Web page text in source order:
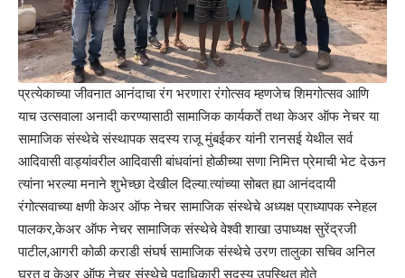
प्रत्येकाच्या जीवनात आनंदाचा रंग भरणारा रंगोत्सव म्हणजेच शिमगोत्सव आणि
याच उत्सवाला अनादी करण्यासाठी सामाजिक कार्यकर्ते तथा केअर ऑफ नेचर या
सामाजिक संस्थेचे संस्थापक सदस्य राजू मुंबईकर यांनी रानसई येथील सर्व
आदिवासी वाड्यांवरील आदिवासी बांधवांनां होळीच्या सणा निमित्त प्रेमाची भेट देऊन
त्यांना भरल्या मनाने शुभेच्छा देखील दिल्या.त्यांच्या सोबत ह्या आनंददायी
रंगोत्सवाच्या क्षणी केअर ऑफ नेचर सामाजिक संस्थेचे अध्यक्ष प्राध्यापक स्नेहल
पालकर,केअर ऑफ नेचर सामाजिक संस्थेचे वेश्वी शाखा उपाध्यक्ष सुरेंद्रजी
पाटील,आगरी कोळी कराडी संघर्ष सामाजिक संस्थेचे उरण तालुका सचिव अनिल
घरत व केअर ऑफ नेचर संस्थेचे पदाधिकारी सदस्य उपस्थित होते.